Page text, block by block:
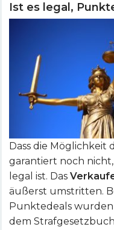
Ist es legal,
Dass die Möglichkeit
garantiert noch nicht,
legal ist. Das
äußerst umstritten.
Punktedeals wurden
dem